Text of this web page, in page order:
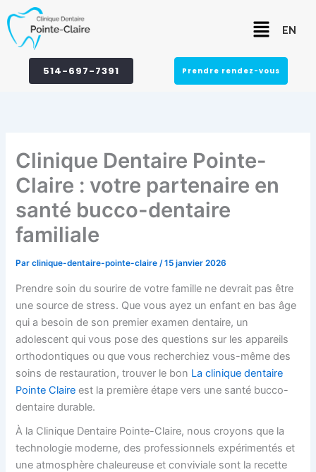
au
contenu
514-697-7391 Prendre rendez-vous
MenuEN
Clinique Dentaire Pointe-
Claire : votre partenaire en
santé bucco-dentaire
familiale
Parclinique-dentaire-pointe-claire/15 janvier 2026
Prendre soin du sourire de votre famille ne devrait pas être
une source de stress. Que vous ayez un enfant en bas âge
qui a besoin de son premier examen dentaire, un
adolescent qui vous pose des questions sur les appareils
orthodontiques ou que vous recherchiez vous-même des
soins de restauration, trouver le bon La clinique dentaire
Pointe Claire est la première étape vers une santé bucco-
dentaire durable.
À la Clinique Dentaire Pointe-Claire, nous croyons que la
technologie moderne, des professionnels expérimentés et
une atmosphère chaleureuse et conviviale sont la recette